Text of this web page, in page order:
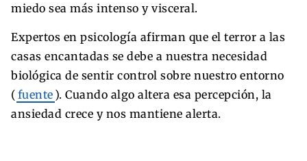
miedo sea más intenso y visceral.
Expertos en psicología afirman que el terror a las
casas encantadas se debe a nuestra necesidad
biológica de sentir control sobre nuestro entorno
( fuente ). Cuando algo altera esa percepción, la
ansiedad crece y nos mantiene alerta.